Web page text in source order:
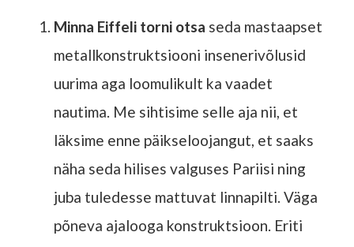
Minna Eiffeli torni otsa seda mastaapset
metallkonstruktsiooni insenerivõlusid
uurima aga loomulikult ka vaadet
nautima. Me sihtisime selle aja nii, et
läksime enne päikseloojangut, et saaks
näha seda hilises valguses Pariisi ning
juba tuledesse mattuvat linnapilti. Väga
põneva ajalooga konstruktsioon. Eriti